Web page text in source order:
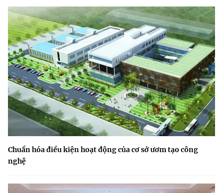
Chuẩn hóa điều kiện hoạt động của cơ sở ươm tạo công
nghệ